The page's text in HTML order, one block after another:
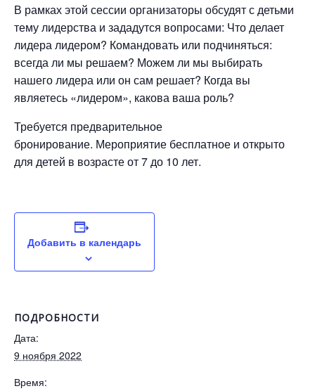
В рамках этой сессии организаторы обсудят с детьми
тему лидерства и зададутся вопросами: Что делает
лидера лидером? Командовать или подчиняться:
всегда ли мы решаем? Можем ли мы выбирать
нашего лидера или он сам решает? Когда вы
являетесь «лидером», какова ваша роль?
Требуется предварительное
бронирование. Мероприятие бесплатное и открыто
для детей в возрасте от 7 до 10 лет.
Добавить в календарь
ПОДРОБНОСТИ
Дата:
9 ноября 2022
Время: